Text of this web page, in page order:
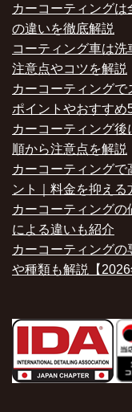
カーコーティング
の違いを徹底解説
コーティング車は
注意点やコツを解説
カーコーティング
ポイントやおすすめ
カーコーティング
順から注意点を解説
カーコーティング
ント｜料金を抑える
カーコーティング
による違いも紹介
カーコーティング
や種類も解説【2026